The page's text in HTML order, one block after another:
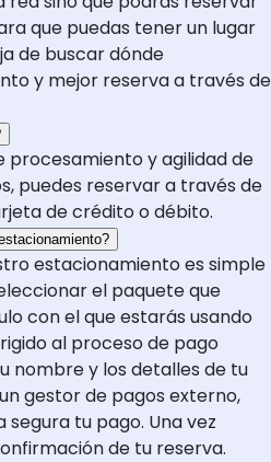
que puedas tener un lugar
de buscar dónde
y mejor reserva a través de
procesamiento y agilidad de
puedes reservar a través de
de crédito o débito.
estacionamiento es simple
el paquete que
con el que estarás usando
al proceso de pago
nombre y los detalles de tu
gestor de pagos externo,
tu pago. Una vez
de tu reserva.